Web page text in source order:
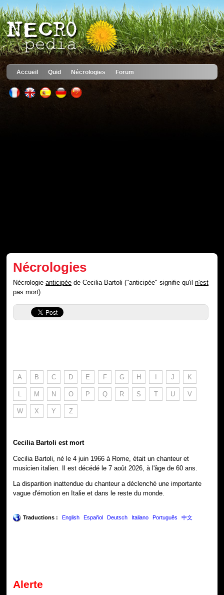
Accueil Quid Nécrologies Forum
Nécrologies
Nécrologieanticipée de Cecilia Bartoli ("anticipée" signifie qu'iln'est
pas mort).
A B C D E F G H I J K
L M N O P Q R S T U V
W X Y Z
Cecilia Bartoli est mort
Cecilia Bartoli, né le 4 juin 1966 à Rome, était un chanteur et
musicien italien. Il est décédé le 7 août 2026, à l'âge de 60 ans.
La disparition inattendue du chanteur a déclenché une importante
vague d'émotion en Italie et dans le reste du monde.
Traductions : English Español Deutsch Italiano Português 中文
Alerte